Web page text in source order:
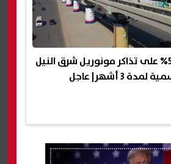
النقل: تخفيض 50% على تذاكر مونوريل شرق النيل
3 أشهر| عاجل